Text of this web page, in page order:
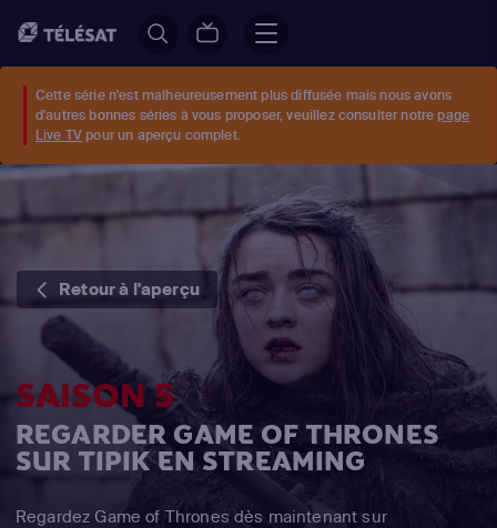
Cette série n'est malheureusement plus diffusée mais nous avons
d'autres bonnes séries à vous proposer, veuillez consulter notre page
Live TV pour un aperçu complet.
Retour à l'aperçu
SAISON 5
REGARDER GAME OF THRONES
SUR TIPIK EN STREAMING
Regardez Game of Thrones dès maintenant sur